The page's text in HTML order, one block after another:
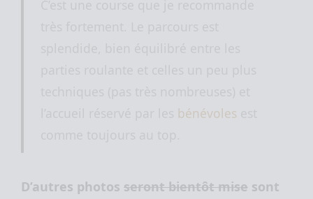
bénévoles
D’autres photos seront bientôt mise sont